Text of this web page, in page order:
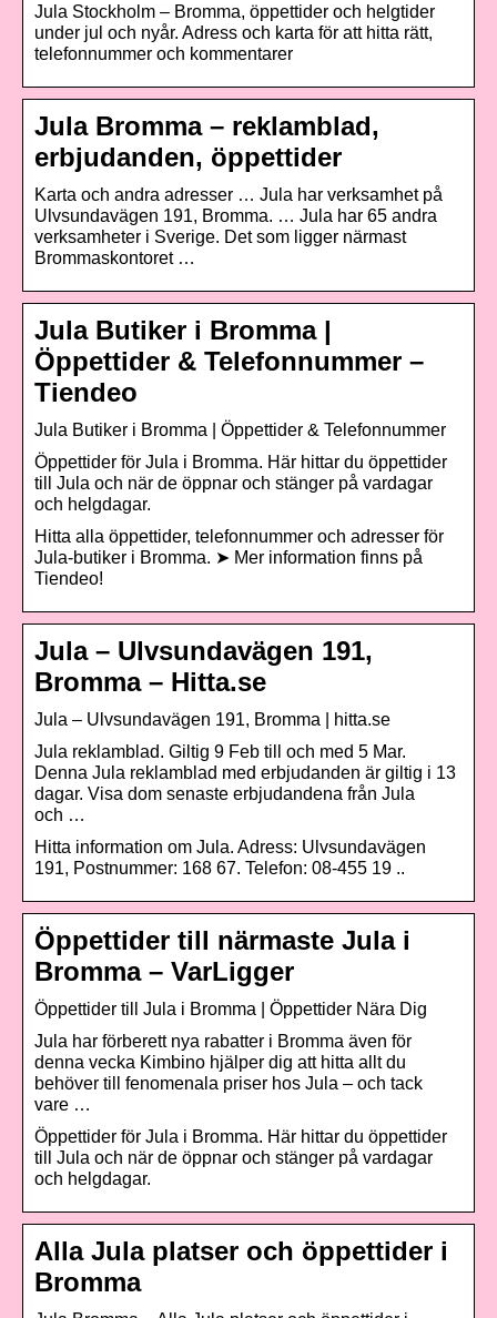
Jula Stockholm – Bromma, öppettider och helgtider
under jul och nyår. Adress och karta för att hitta rätt,
telefonnummer och kommentarer
Jula Bromma – reklamblad,
erbjudanden, öppettider
Karta och andra adresser … Jula har verksamhet på
Ulvsundavägen 191, Bromma. … Jula har 65 andra
verksamheter i Sverige. Det som ligger närmast
Brommaskontoret …
Jula Butiker i Bromma |
Öppettider & Telefonnummer –
Tiendeo
Jula Butiker i Bromma | Öppettider & Telefonnummer
Öppettider för Jula i Bromma. Här hittar du öppettider
till Jula och när de öppnar och stänger på vardagar
och helgdagar.
Hitta alla öppettider, telefonnummer och adresser för
Jula-butiker i Bromma. ➤ Mer information finns på
Tiendeo!
Jula – Ulvsundavägen 191,
Bromma – Hitta.se
Jula – Ulvsundavägen 191, Bromma | hitta.se
Jula reklamblad. Giltig 9 Feb till och med 5 Mar.
Denna Jula reklamblad med erbjudanden är giltig i 13
dagar. Visa dom senaste erbjudandena från Jula
och …
Hitta information om Jula. Adress: Ulvsundavägen
191, Postnummer: 168 67. Telefon: 08-455 19 ..
Öppettider till närmaste Jula i
Bromma – VarLigger
Öppettider till Jula i Bromma | Öppettider Nära Dig
Jula har förberett nya rabatter i Bromma även för
denna vecka Kimbino hjälper dig att hitta allt du
behöver till fenomenala priser hos Jula – och tack
vare …
Öppettider för Jula i Bromma. Här hittar du öppettider
till Jula och när de öppnar och stänger på vardagar
och helgdagar.
Alla Jula platser och öppettider i
Bromma